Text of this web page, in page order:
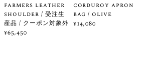
farmers leather
shoulder / 受注生
産品 / クーポン対象外
¥65,450
corduroy apron
bag / olive
¥14,080